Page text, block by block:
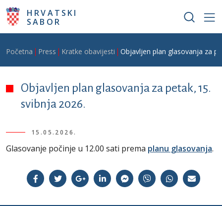
Skoči na glavni sadržaj
HRVATSKI
SABOR
Breadcrumb
Početna Press Kratke obavijesti Objavljen plan glasovanja za
Objavljen plan glasovanja za petak, 15.
svibnja 2026.
15.05.2026.
Glasovanje počinje u 12.00 sati prema planu glasovanja.